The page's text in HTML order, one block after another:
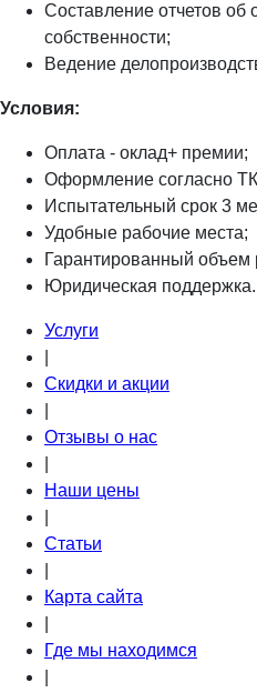
Составление отчетов об
собственности;
Ведение
Условия:
Оплата - оклад+ премии;
Оформление согласно
Испытательный срок 3
Удобные рабочие места;
Гарантированный объем
Юридическая поддержка.
Услуги
Скидки и акции
Отзывы о нас
Наши цены
Статьи
Карта сайта
Где мы находимся